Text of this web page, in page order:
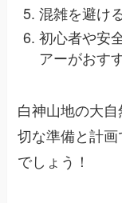
混雑を避け
初心者や安
アーがおす
白神山地の大
切な準備と計
でしょう！